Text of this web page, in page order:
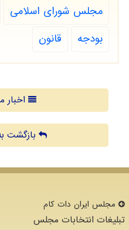
مجلس شورای اسلامی
بودجه
قانون
بازگشت
مجلس ایران دات كام
تبلیغات انتخابات مجلس